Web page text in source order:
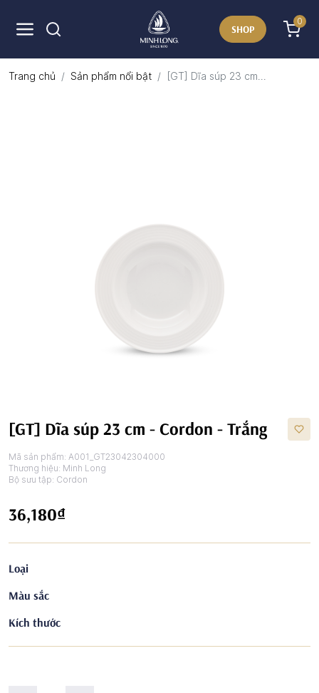
SHOP
0
Trang chủ Sản phẩm nổi bật [GT] Dĩa súp 23 cm...
[GT] Dĩa súp 23 cm - Cordon - Trắng
Mã sản phẩm: A001_GT23042304000
Thương hiệu: Minh Long
Bộ sưu tập: Cordon
36,180₫
Loại
Màu sắc
Kích thước